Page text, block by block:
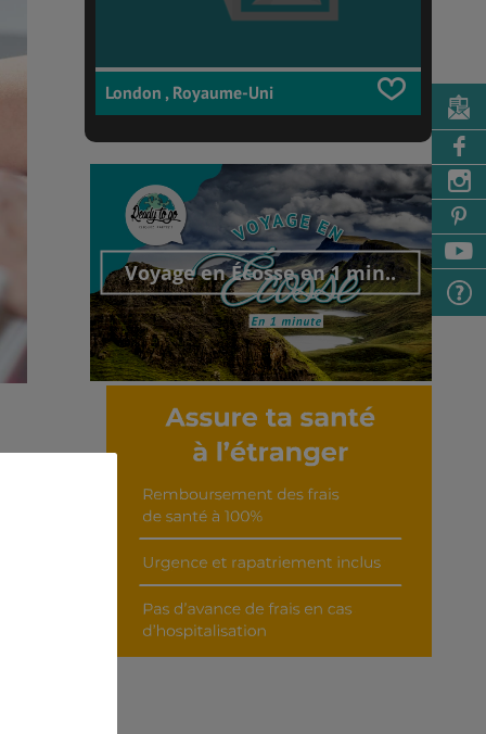
London , Royaume-Uni
Voyage en Écosse en 1 min..